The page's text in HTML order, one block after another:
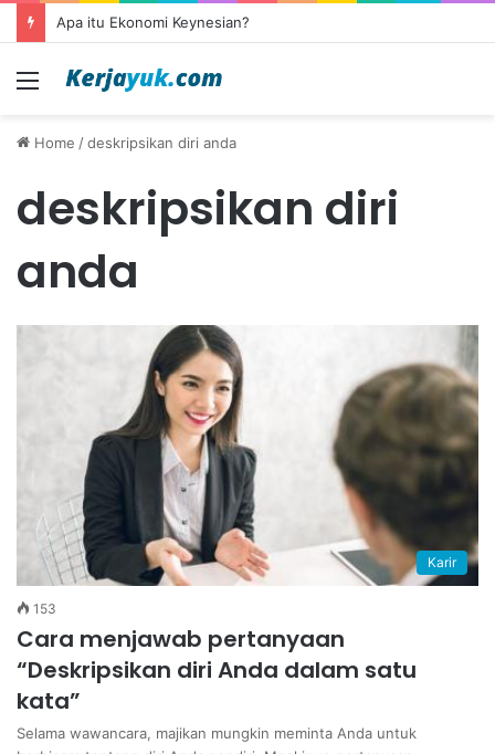
Apa itu Ekonomi Keynesian?
Menu
Home /deskripsikan diri anda
deskripsikan diri
anda
Karir
153
Cara menjawab pertanyaan
“Deskripsikan diri Anda dalam satu
kata”
Selama wawancara, majikan mungkin meminta Anda untuk